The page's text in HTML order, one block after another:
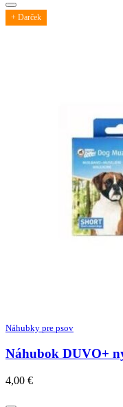
+ Darček
Náhubky pre psov
Náhubok DUVO+
4,00 €